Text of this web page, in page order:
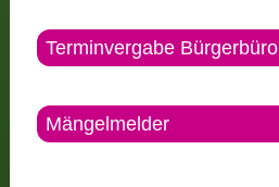
Terminvergabe Bürgerbüro
Mängelmelder